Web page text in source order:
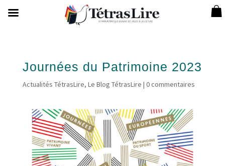
Journées du Patrimoine 2023
Actualités TétrasLire, Le Blog TétrasLire | 0 commentaires